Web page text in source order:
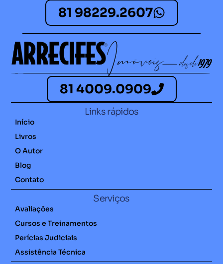
81 98229.2607​
81 4009.0909
Links rápidos
Início
Livros
O Autor
Blog
Contato
Serviços
Avaliações
Cursos e Treinamentos
Perícias Judiciais
Assistência Técnica